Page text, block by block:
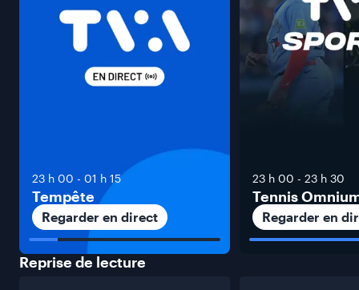
23 h 00 - 01 h 15
Tempête
Regarder en direct
23 h 00 - 23 h 30
Tennis
Regarder en
Reprise de lecture